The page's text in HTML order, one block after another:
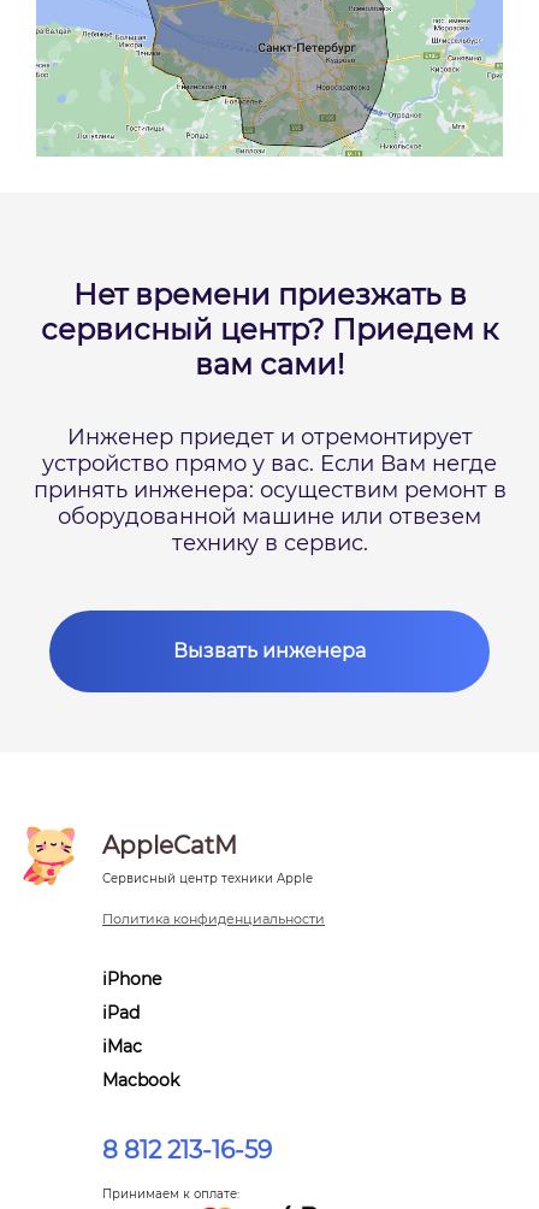
Нет времени приезжать в
сервисный центр? Приедем к
вам сами!
Инженер приедет и отремонтирует
устройство прямо у вас. Если Вам негде
принять инженера: осуществим ремонт в
оборудованной машине или отвезем
технику в сервис.
Вызвать инженера
AppleCatM
Сервисный центр техники Apple
Политика конфиденциальности
iPhone
iPad
iMac
Macbook
Принимаем к оплате:
8 812 213-16-59